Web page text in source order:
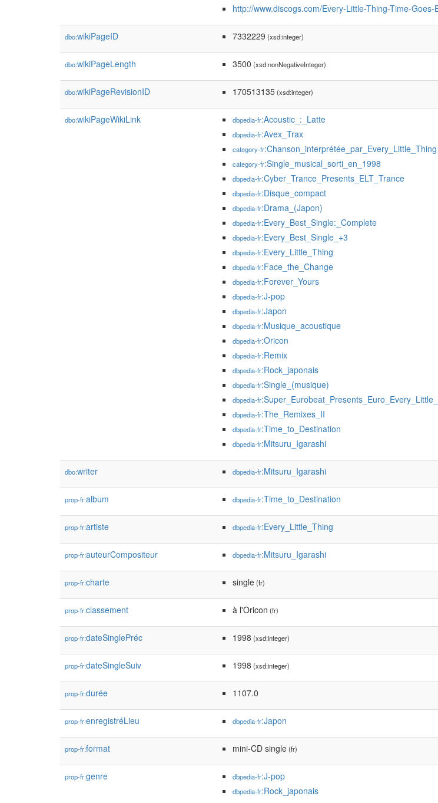
http://www.discogs.com/Every-Little-Thing-Time-
dbo:wikiPageID 7332229 (xsd:integer)
dbo:wikiPageLength 3500 (xsd:nonNegativeInteger)
dbo:wikiPageRevisionID 170513135(xsd:integer)
dbo:wikiPageWikiLink dbpedia-fr:Acoustic_:_Latte
dbpedia-fr:Avex_Trax
category-fr:Chanson_interprétée_par_Every_Little_Thing
category-fr:Single_musical_sorti_en_1998
dbpedia-fr:Cyber_Trance_Presents_ELT_Trance
dbpedia-fr:Disque_compact
dbpedia-fr:Drama_(Japon)
dbpedia-fr:Every_Best_Single:_Complete
dbpedia-fr:Every_Best_Single_+3
dbpedia-fr:Every_Little_Thing
dbpedia-fr:Face_the_Change
dbpedia-fr:Forever_Yours
dbpedia-fr:J-pop
dbpedia-fr:Japon
dbpedia-fr:Musique_acoustique
dbpedia-fr:Oricon
dbpedia-fr:Remix
dbpedia-fr:Rock_japonais
dbpedia-fr:Single_(musique)
dbpedia-fr
dbpedia-fr:The_Remixes_II
dbpedia-fr:Time_to_Destination
dbpedia-fr:Mitsuru_Igarashi
dbo:writer dbpedia-fr:Mitsuru_Igarashi
prop-fr:album dbpedia-fr:Time_to_Destination
prop-fr:artiste dbpedia-fr:Every_Little_Thing
prop-fr:auteurCompositeur dbpedia-fr:Mitsuru_Igarashi
prop-fr:charte single(fr)
prop-fr:classement à l'Oricon (fr)
prop-fr:dateSinglePréc 1998 (xsd:integer)
prop-fr:dateSingleSuiv 1998 (xsd:integer)
prop-fr:durée 1107.0
prop-fr:enregistréLieu dbpedia-fr:Japon
prop-fr:format mini-CD single(fr)
prop-fr:genre dbpedia-fr:J-pop
dbpedia-fr:Rock_japonais